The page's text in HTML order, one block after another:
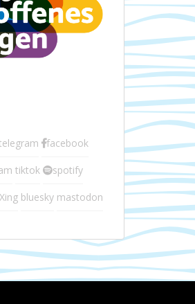
facebook
tiktok spotify
Xing bluesky mastodon